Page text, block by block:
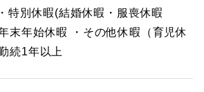
特別休暇(結婚休暇・服喪休暇
末年始休暇 ・その他休暇（育児休
続1年以上